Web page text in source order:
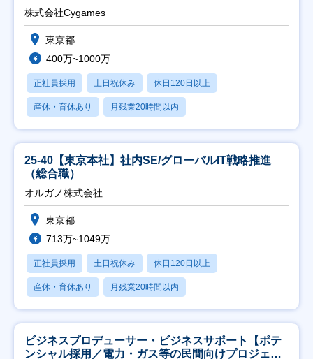
株式会社Cygames
東京都
400万~1000万
正社員採用 土日祝休み 休日120日以上
産休・育休あり 月残業20時間以内
25-40【東京本社】社内SE/グローバルIT戦略推進
（総合職）
オルガノ株式会社
東京都
713万~1049万
正社員採用 土日祝休み 休日120日以上
産休・育休あり 月残業20時間以内
ビジネスプロデューサー・ビジネスサポート【ポテ
ンシャル採用／電力・ガス等の民間向けプロジェク